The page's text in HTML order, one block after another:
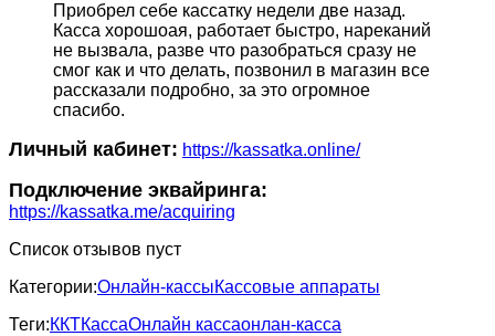
Приобрел себе кассатку недели две назад.
Касса хорошоая, работает быстро, нареканий
не вызвала, разве что разобраться сразу не
смог как и что делать, позвонил в магазин все
рассказали подробно, за это огромное
спасибо.
Личный кабинет: https://kassatka.online/
Подключение эквайринга:
https://kassatka.me/acquiring
Список отзывов пуст
Категории:Онлайн-кассыКассовые аппараты
Теги:ККТКассаОнлайн кассаонлан-касса